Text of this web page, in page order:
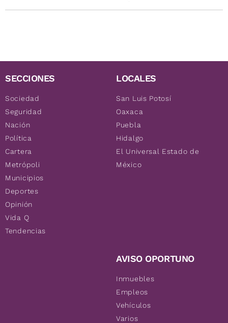
SECCIONES
Sociedad
Seguridad
Nación
Política
Cartera
Metrópoli
Municipios
Deportes
Opinión
Vida Q
Tendencias
LOCALES
San Luis Potosí
Oaxaca
Puebla
Hidalgo
El Universal Estado de
México
AVISO OPORTUNO
Inmuebles
Empleos
Vehículos
Varios